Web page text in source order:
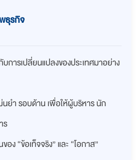
ธุรกิจ
การเปลี่ยนแปลงของประเทศมาอย่าง
ยำ รอบด้าน เพื่อให้ผู้บริหาร นัก
ร
ง “ข้อเท็จจริง” และ “โอกาส”